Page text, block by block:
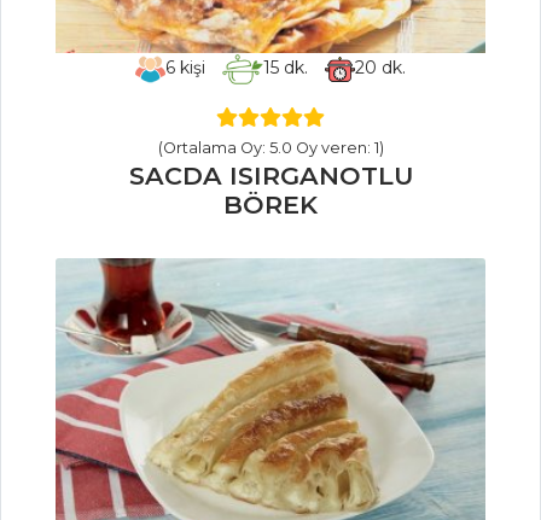
Çorbalar Tüm
Tarifleri
SALATALAR
KİNOALI ILIK
BRÜKSEL
LAHANASI
SALATASI
Salatalar Tüm
Tarifleri
6kişi 15 dk. 20 dk.
(Ortalama Oy: 5.0 Oy veren: 1)
SACDA ISIRGANOTLU
BÖREK